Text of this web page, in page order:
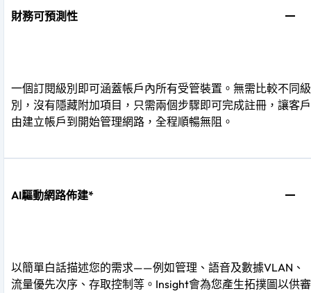
財務可預測性
一個訂閱級別即可涵蓋帳戶內所有受管裝置。無需比較不同級
別，沒有隱藏附加項目，只需兩個步驟即可完成註冊，讓客戶
由建立帳戶到開始管理網路，全程順暢無阻。
AI驅動網路佈建*
以簡單白話描述您的需求——例如管理、語音及數據VLAN、
流量優先次序、存取控制等。Insight會為您產生拓撲圖以供審